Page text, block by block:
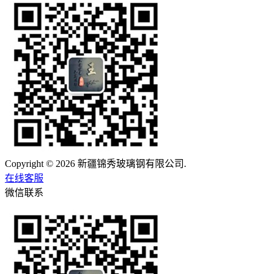
Copyright © 2026 新疆锦秀玻璃钢有限公司.
在线客服
微信联系